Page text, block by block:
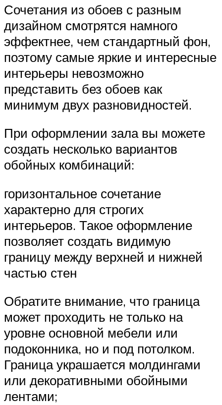
Сочетания из обоев с разным
дизайном смотрятся намного
эффектнее, чем стандартный фон,
поэтому самые яркие и интересные
интерьеры невозможно
представить без обоев как
минимум двух разновидностей.
При оформлении зала вы можете
создать несколько вариантов
обойных комбинаций:
горизонтальное сочетание
характерно для строгих
интерьеров. Такое оформление
позволяет создать видимую
границу между верхней и нижней
частью стен
Обратите внимание, что граница
может проходить не только на
уровне основной мебели или
подоконника, но и под потолком.
Граница украшается молдингами
или декоративными обойными
лентами;